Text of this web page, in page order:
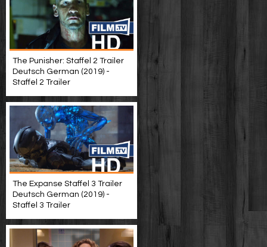
The Punisher: Staffel 2 Trailer
Deutsch German (2019) -
Staffel 2 Trailer
The Expanse Staffel 3 Trailer
Deutsch German (2019) -
Staffel 3 Trailer